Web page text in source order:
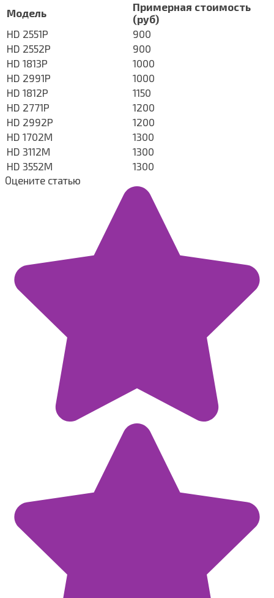
Модель
Примерная стоимость
(руб)
HD 2551P
900
HD 2552P
900
HD 1813P
1000
HD 2991P
1000
HD 1812P
1150
HD 2771P
1200
HD 2992P
1200
HD 1702M
1300
HD 3112M
1300
HD 3552M
1300
Оцените статью